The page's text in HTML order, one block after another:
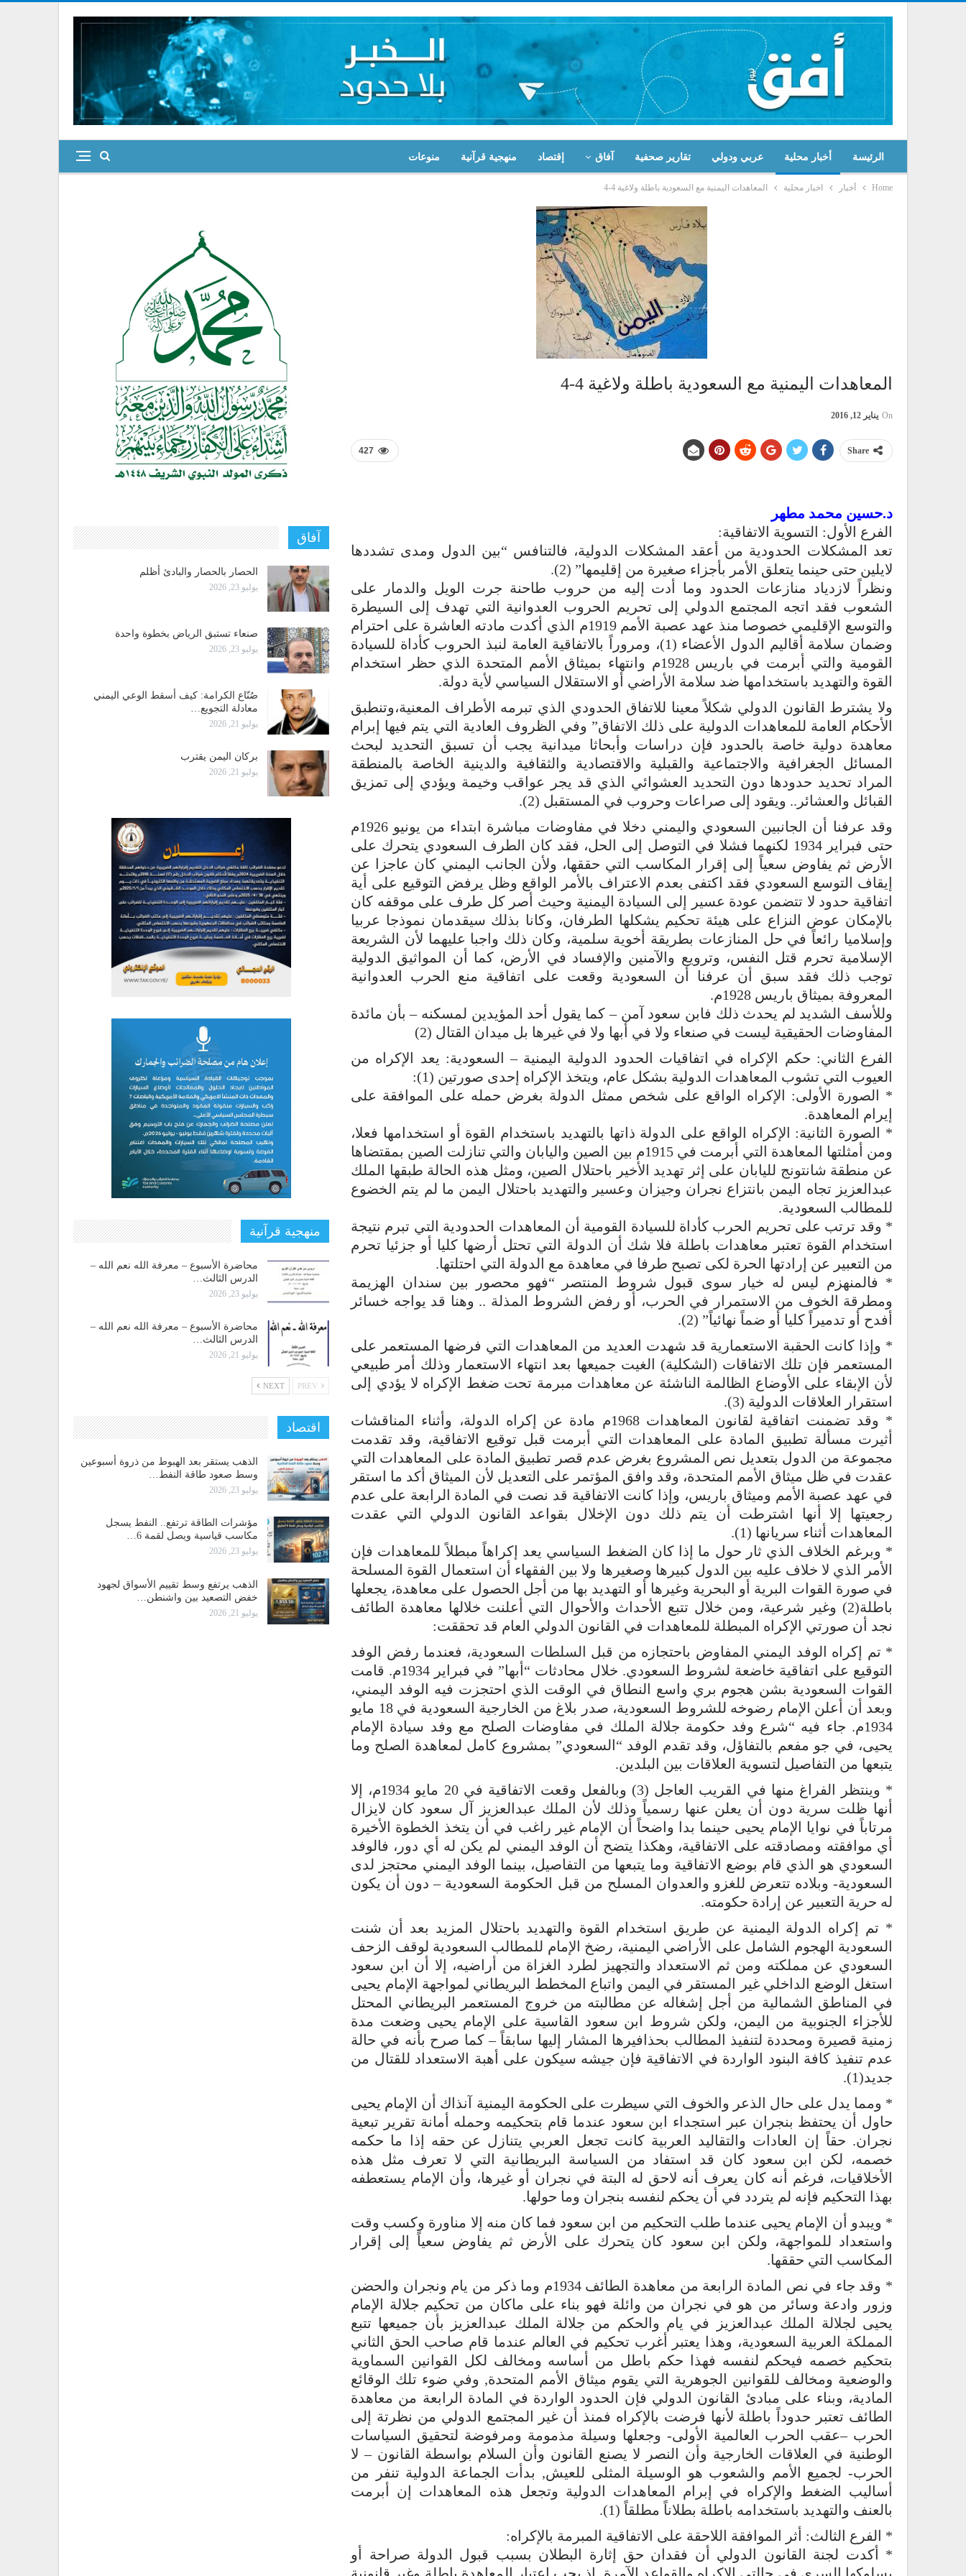
الرئيسة أخبار محلية عربي ودولي تقارير صحفية آفاق إقتصاد منهجية قرآنية منوعات
Home أخبار اخبار محلية المعاهدات اليمنية مع السعودية باطلة ولاغية 4-4
المعاهدات اليمنية مع السعودية باطلة ولاغية 4-4
On يناير 12, 2016
427 Share
د.حسين محمد مطهر
الفرع الأول: التسوية الاتفاقية:
تعد المشكلات الحدودية من أعقد المشكلات الدولية، فالتنافس “بين الدول ومدى تشددها
لايلين حتى حينما يتعلق الأمر بأجزاء صغيرة من إقليمها” (2).
ونظراً لازدياد منازعات الحدود وما أدت إليه من حروب طاحنة جرت الويل والدمار على
الشعوب فقد اتجه المجتمع الدولي إلى تحريم الحروب العدوانية التي تهدف إلى السيطرة
والتوسع الإقليمي خصوصا منذ عهد عصبة الأمم 1919م الذي أكدت مادته العاشرة على احترام
وضمان سلامة أقاليم الدول الأعضاء (1)، ومروراً بالاتفاقية العامة لنبذ الحروب كأداة للسيادة
القومية والتي أبرمت في باريس 1928م وانتهاء بميثاق الأمم المتحدة الذي حظر استخدام
القوة والتهديد باستخدامها ضد سلامة الأراضي أو الاستقلال السياسي لأية دولة.
ولا يشترط القانون الدولي شكلاً معينا للاتفاق الحدودي الذي تبرمه الأطراف المعنية،وتنطبق
الأحكام العامة للمعاهدات الدولية على ذلك الاتفاق” وفي الظروف العادية التي يتم فيها إبرام
معاهدة دولية خاصة بالحدود فإن دراسات وأبحاثا ميدانية يجب أن تسبق التحديد لبحث
المسائل الجغرافية والاجتماعية والقبلية والاقتصادية والثقافية والدينية الخاصة بالمنطقة
المراد تحديد حدودها دون التحديد العشوائي الذي قد يجر عواقب وخيمة ويؤدي إلى تمزيق
القبائل والعشائر.. ويقود إلى صراعات وحروب في المستقبل (2).
وقد عرفنا أن الجانبين السعودي واليمني دخلا في مفاوضات مباشرة ابتداء من يونيو 1926م
حتى فبراير 1934 لكنهما فشلا في التوصل إلى الحل، فقد كان الطرف السعودي يتحرك على
الأرض ثم يفاوض سعياً إلى إقرار المكاسب التي حققها، ولأن الجانب اليمني كان عاجزا عن
إيقاف التوسع السعودي فقد اكتفى بعدم الاعتراف بالأمر الواقع وظل يرفض التوقيع على أية
اتفاقية حدود لا تتضمن عودة عسير إلى السيادة اليمنية وحيث أصر كل طرف على موقفه كان
بالإمكان عوض النزاع على هيئة تحكيم يشكلها الطرفان، وكانا بذلك سيقدمان نموذجا عربيا
وإسلاميا رائعاً في حل المنازعات بطريقة أخوية سلمية، وكان ذلك واجبا عليهما لأن الشريعة
الإسلامية تحرم قتل النفس، وترويع والآمنين والإفساد في الأرض، كما أن المواثيق الدولية
توجب ذلك فقد سبق أن عرفنا أن السعودية وقعت على اتفاقية منع الحرب العدوانية
المعروفة بميثاق باريس 1928م.
وللأسف الشديد لم يحدث ذلك فابن سعود آمن – كما يقول أحد المؤيدين لمسكنه – بأن مائدة
المفاوضات الحقيقية ليست في صنعاء ولا في أبها ولا في غيرها بل ميدان القتال (2)
الفرع الثاني: حكم الإكراه في اتفاقيات الحدود الدولية اليمنية – السعودية: يعد الإكراه من
العيوب التي تشوب المعاهدات الدولية بشكل عام، ويتخذ الإكراه إحدى صورتين (1):
* الصورة الأولى: الإكراه الواقع على شخص ممثل الدولة بغرض حمله على الموافقة على
إيرام المعاهدة.
* الصورة الثانية: الإكراه الواقع على الدولة ذاتها بالتهديد باستخدام القوة أو استخدامها فعلا،
ومن أمثلتها المعاهدة التي أبرمت في 1915م بين الصين واليابان والتي تنازلت الصين بمقتضاها
عن منطقة شانتونج لليابان على إثر تهديد الأخير باحتلال الصين، ومثل هذه الحالة طبقها الملك
عبدالعزيز تجاه اليمن بانتزاع نجران وجيزان وعسير والتهديد باحتلال اليمن ما لم يتم الخضوع
للمطالب السعودية.
* وقد ترتب على تحريم الحرب كأداة للسيادة القومية أن المعاهدات الحدودية التي تبرم نتيجة
استخدام القوة تعتبر معاهدات باطلة فلا شك أن الدولة التي تحتل أرضها كليا أو جزئيا تحرم
من التعبير عن إرادتها الحرة لكى تصبح طرفا في معاهدة مع الدولة التي احتلتها.
* فالمنهزم ليس له خيار سوى قبول شروط المنتصر “فهو محصور بين سندان الهزيمة
ومطرقة الخوف من الاستمرار في الحرب، أو رفض الشروط المذلة .. وهنا قد يواجه خسائر
أفدح أو تدميراً كليا أو ضماً نهائياً” (2).
* وإذا كانت الحقبة الاستعمارية قد شهدت العديد من المعاهدات التي فرضها المستعمر على
المستعمر فإن تلك الاتفاقات (الشكلية) الغيت جميعها بعد انتهاء الاستعمار وذلك أمر طبيعي
لأن الإبقاء على الأوضاع الظالمة الناشئة عن معاهدات مبرمة تحت ضغط الإكراه لا يؤدي إلى
استقرار العلاقات الدولية (3).
* وقد تضمنت اتفاقية لقانون المعاهدات 1968م مادة عن إكراه الدولة، وأثناء المناقشات
أثيرت مسألة تطبيق المادة على المعاهدات التي أبرمت قبل توقيع الاتفاقية، وقد تقدمت
مجموعة من الدول بتعديل نص المشروع بغرض عدم قصر تطبيق المادة على المعاهدات التي
عقدت في ظل ميثاق الأمم المتحدة، وقد وافق المؤتمر على التعديل لأن الميثاق أكد ما استقر
في عهد عصبة الأمم وميثاق باريس، وإذا كانت الاتفاقية قد نصت في المادة الرابعة على عدم
رجعيتها إلا أنها اشترطت أن يتم ذلك دون الإخلال بقواعد القانون الدولي التي عقدت
المعاهدات أثناء سريانها (1).
* وبرغم الخلاف الذي ثار حول ما إذا كان الضغط السياسي يعد إكراهاً مبطلاً للمعاهدات فإن
الأمر الذي لا خلاف عليه بين الدول كبيرها وصغيرها ولا بين الفقهاء أن استعمال القوة المسلحة
في صورة القوات البرية أو البحرية وغيرها أو التهديد بها من أجل الحصول على معاهدة، يجعلها
باطلة(2) وغير شرعية، ومن خلال تتبع الأحداث والأحوال التي أعلنت خلالها معاهدة الطائف
نجد أن صورتي الإكراه المبطلة للمعاهدات في القانون الدولي العام قد تحققت:
* تم إكراه الوفد اليمني المفاوض باحتجازه من قبل السلطات السعودية، فعندما رفض الوفد
التوقيع على اتفاقية خاضعة لشروط السعودي. خلال محادثات “أبها” في فبراير 1934م. قامت
القوات السعودية بشن هجوم بري واسع النطاق في الوقت الذي احتجزت فيه الوفد اليمني،
وبعد أن أعلن الإمام رضوخه للشروط السعودية، صدر بلاغ من الخارجية السعودية في 18 مايو
1934م. جاء فيه “شرع وفد حكومة جلالة الملك في مفاوضات الصلح مع وفد سيادة الإمام
يحيى، في جو مفعم بالتفاؤل، وقد تقدم الوفد “السعودي” بمشروع كامل لمعاهدة الصلح وما
يتبعها من التفاصيل لتسوية العلاقات بين البلدين.
* وينتظر الفراغ منها في القريب العاجل (3) وبالفعل وقعت الاتفاقية في 20 مايو 1934م، إلا
أنها ظلت سرية دون أن يعلن عنها رسمياً وذلك لأن الملك عبدالعزيز آل سعود كان لايزال
مرتاباً في نوايا الإمام يحيى حينما بدا واضحاً أن الإمام غير راغب في أن يتخذ الخطوة الأخيرة
أي موافقته ومصادقته على الاتفاقية، وهكذا يتضح أن الوفد اليمني لم يكن له أي دور، فالوفد
السعودي هو الذي قام بوضع الاتفاقية وما يتبعها من التفاصيل، بينما الوفد اليمني محتجز لدى
السعودية- وبلاده تتعرض للغزو والعدوان المسلح من قبل الحكومة السعودية – دون أن يكون
له حرية التعبير عن إرادة حكومته.
* تم إكراه الدولة اليمنية عن طريق استخدام القوة والتهديد باحتلال المزيد بعد أن شنت
السعودية الهجوم الشامل على الأراضي اليمنية، رضخ الإمام للمطالب السعودية لوقف الزحف
السعودي عن مملكته ومن ثم الاستعداد والتجهيز لطرد الغزاة من أراضيه، إلا أن ابن سعود
استغل الوضع الداخلي غير المستقر في اليمن واتباع المخطط البريطاني لمواجهة الإمام يحيى
في المناطق الشمالية من أجل إشغاله عن مطالبته من خروج المستعمر البريطاني المحتل
للأجزاء الجنوبية من اليمن، ولكن شروط ابن سعود القاسية على الإمام يحيى وضعت مدة
زمنية قصيرة ومحددة لتنفيذ المطالب بحذافيرها المشار إليها سابقاً – كما صرح بأنه في حالة
عدم تنفيذ كافة البنود الواردة في الاتفاقية فإن جيشه سيكون على أهبة الاستعداد للقتال من
جديد(1).
* ومما يدل على حال الذعر والخوف التي سيطرت على الحكومة اليمنية آنذاك أن الإمام يحيى
حاول أن يحتفظ بنجران عبر استجداء ابن سعود عندما قام بتحكيمه وحمله أمانة تقرير تبعية
نجران. حقاً إن العادات والتقاليد العربية كانت تجعل العربي يتنازل عن حقه إذا ما حكمه
خصمه، لكن ابن سعود كان قد استفاد من السياسة البريطانية التي لا تعرف مثل هذه
الأخلاقيات، فرغم أنه كان يعرف أنه لاحق له البتة في نجران أو غيرها، وأن الإمام يستعطفه
بهذا التحكيم فإنه لم يتردد في أن يحكم لنفسه بنجران وما حولها.
* ويبدو أن الإمام يحيى عندما طلب التحكيم من ابن سعود فما كان منه إلا مناورة وكسب وقت
واستعداد للمواجهة، ولكن ابن سعود كان يتحرك على الأرض ثم يفاوض سعياً إلى إقرار
المكاسب التي حققها.
* وقد جاء في نص المادة الرابعة من معاهدة الطائف 1934م وما ذكر من يام ونجران والحضن
وزور وادعة وسائر من هو في نجران من وائلة فهو بناء على ماكان من تحكيم جلالة الإمام
يحيى لجلالة الملك عبدالعزيز في يام والحكم من جلالة الملك عبدالعزيز بأن جميعها تتبع
المملكة العربية السعودية، وهذا يعتبر أغرب تحكيم في العالم عندما قام صاحب الحق الثاني
بتحكيم خصمه فيحكم لنفسه فهذا حكم باطل من أساسه ومخالف لكل القوانين السماوية
والوضعية ومخالف للقوانين الجوهرية التي يقوم ميثاق الأمم المتحدة, وفي ضوء تلك الوقائع
المادية، وبناء على مبادئ القانون الدولي فإن الحدود الواردة في المادة الرابعة من معاهدة
الطائف تعتبر حدوداً باطلة لأنها فرضت بالإكراه فمنذ أن غير المجتمع الدولي من نظرتة إلى
الحرب –عقب الحرب العالمية الأولى- وجعلها وسيلة مذمومة ومرفوضة لتحقيق السياسات
الوطنية في العلاقات الخارجية وأن النصر لا يصنع القانون وأن السلام بواسطة القانون – لا
الحرب- لجميع الأمم والشعوب هو الوسيلة المثلى للعيش, بدأت الجماعة الدولية تنفر من
أساليب الضغط والإكراه في إبرام المعاهدات الدولية وتجعل هذه المعاهدات إن أبرمت
بالعنف والتهديد باستخدامه باطلة بطلاناً مطلقاً (1).
* الفرع الثالث: أثر الموافقة اللاحقة على الاتفاقية المبرمة بالإكراه:
* أكدت لجنة القانون الدولي أن فقدان حق إثارة البطلان بسبب قبول الدولة صراحة أو
آفاق
الحصار بالحصار والبادئ أظلم
يوليو 23, 2026
صنعاء تستبق الرياض بخطوة واحدة
يوليو 23, 2026
صُنّاع الكرامة: كيف أسقط الوعي اليمني
معادلة التجويع…
يوليو 21, 2026
بركان اليمن يقترب
يوليو 21, 2026
منهجية قرآنية
محاضرة الأسبوع – معرفة الله نعم الله –
الدرس الثالث…
يوليو 23, 2026
محاضرة الأسبوع – معرفة الله نعم الله –
الدرس الثالث…
يوليو 21, 2026
NEXT
اقتصاد
الذهب يستقر بعد الهبوط من ذروة أسبوعين
وسط صعود طاقة النفط…
يوليو 23, 2026
مؤشرات الطاقة ترتفع.. النفط يسجل
مكاسب قياسية ويصل لقمة 6…
يوليو 23, 2026
الذهب يرتفع وسط تقييم الأسواق لجهود
خفض التصعيد بين واشنطن…
يوليو 21, 2026